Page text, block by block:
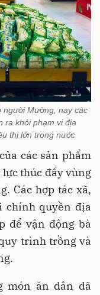
người Mường, nay các
ra khỏi phạm vi địa
thị lớn trong nước
các sản phẩm
thúc đẩy vùng
Các hợp tác xã,
chính quyền địa
để vận động bà
trình trồng và
món ăn dân dã